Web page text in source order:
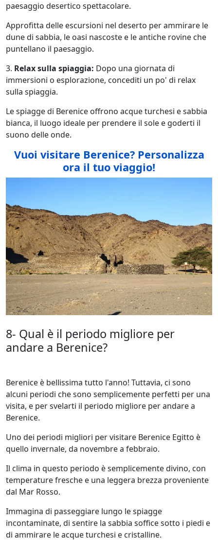
paesaggio desertico spettacolare.
Approfitta delle escursioni nel deserto per ammirare le
dune di sabbia, le oasi nascoste e le antiche rovine che
puntellano il paesaggio.
3. Relax sulla spiaggia: Dopo una giornata di
immersioni o esplorazione, concediti un po' di relax
sulla spiaggia.
Le spiagge di Berenice offrono acque turchesi e sabbia
bianca, il luogo ideale per prendere il sole e goderti il
suono delle onde.
Vuoi visitare Berenice? Personalizza
ora il tuo viaggio!
8- Qual è il periodo migliore per
andare a Berenice?
Berenice è bellissima tutto l'anno! Tuttavia, ci sono
alcuni periodi che sono semplicemente perfetti per una
visita, e per svelarti il periodo migliore per andare a
Berenice.
Uno dei periodi migliori per visitare Berenice Egitto è
quello invernale, da novembre a febbraio.
Il clima in questo periodo è semplicemente divino, con
temperature fresche e una leggera brezza proveniente
dal Mar Rosso.
Immagina di passeggiare lungo le spiagge
incontaminate, di sentire la sabbia soffice sotto i piedi e
di ammirare le acque turchesi e cristalline.